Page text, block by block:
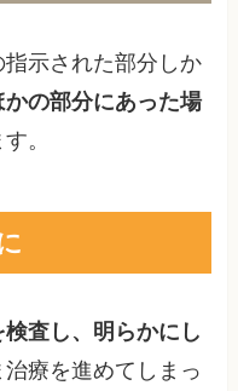
示された部分しか
かの部分にあった場
。
査し、明らかにし
療を進めてしまっ